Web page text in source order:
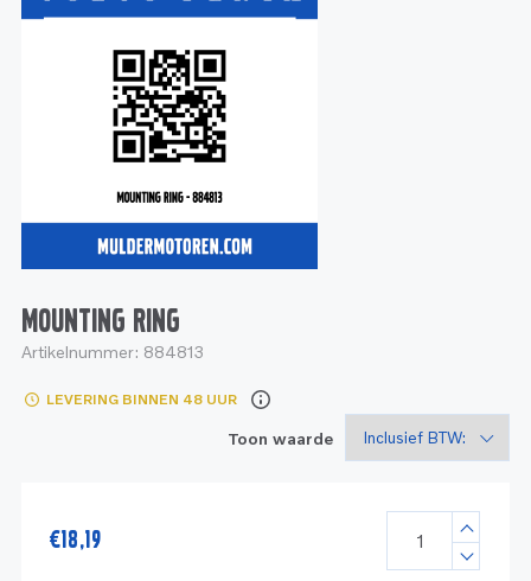
Onderdelen
Bedrijfsvaart
Onderdelen
Motoren
Onderdelen
Service
Motoren
Service en onderhoud
Reman - Bedrijfsvaart
MOUNTING RING
Artikelnummer: 884813
LEVERING BINNEN 48 UUR
Toon waarde
€18,19